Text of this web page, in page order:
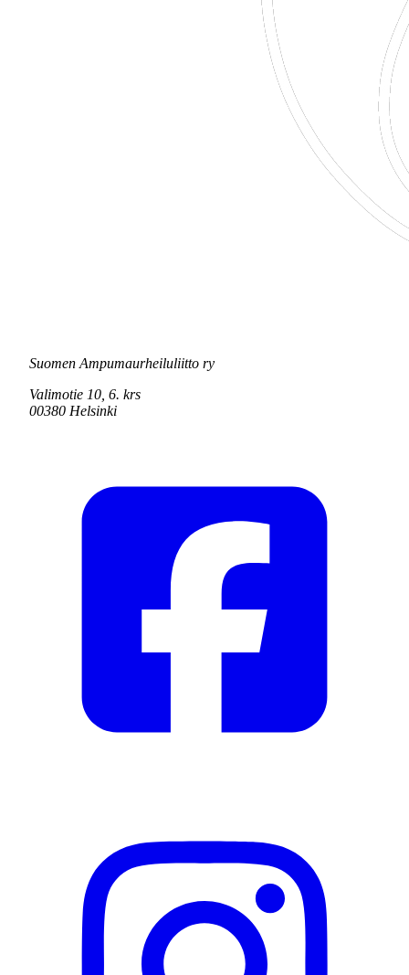
Suomen Ampumaurheiluliitto ry
Valimotie 10, 6. krs
00380 Helsinki